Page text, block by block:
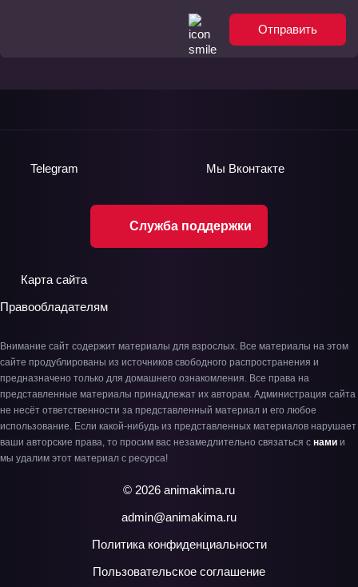
Отправить
Служба поддержки
Telegram Мы Вконтакте
Карта сайта
Правообладателям
Внимание сайт содержит материалы для взрослых. Все материалы на этом
сайте продублированы из источников свободного распространения и
предназначено только для домашнего ознакомления. Все права на
представленные материалы принадлежат их авторам. Администрация сайта
не несёт ответственности за представленный материал и его любое
использование. Если какой-нибудь из представленных материалов нарушает
ваши авторские права, то просим вас незамедлительно связаться с нами и
мы удалим этот материал с ресурса!
© 2026 animakima.ru
admin@animakima.ru
Политика конфиденциальности
Пользовательское соглашение